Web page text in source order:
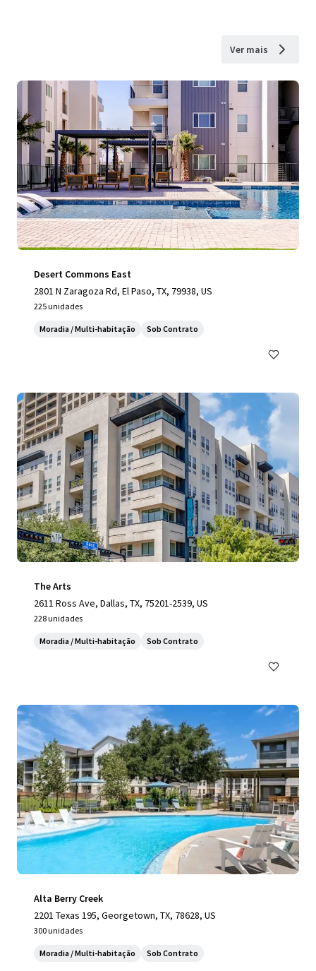
Ver mais
Desert Commons East
2801 N Zaragoza Rd, El Paso, TX, 79938, US
225 unidades
Moradia / Multi-habitação Sob Contrato
The Arts
2611 Ross Ave, Dallas, TX, 75201-2539, US
228 unidades
Moradia / Multi-habitação Sob Contrato
Alta Berry Creek
2201 Texas 195, Georgetown, TX, 78628, US
300 unidades
Moradia / Multi-habitação Sob Contrato